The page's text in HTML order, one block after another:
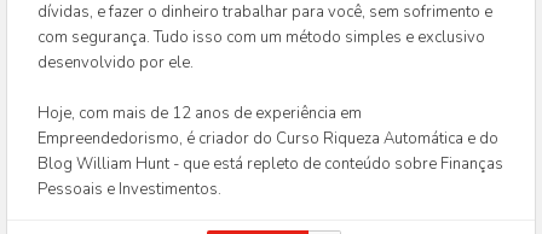
dívidas, e fazer o dinheiro trabalhar para você, sem sofrimento e
com segurança. Tudo isso com um método simples e exclusivo
desenvolvido por ele.
Hoje, com mais de 12 anos de experiência em
Empreendedorismo, é criador do Curso Riqueza Automática e do
Blog William Hunt - que está repleto de conteúdo sobre Finanças
Pessoais e Investimentos.